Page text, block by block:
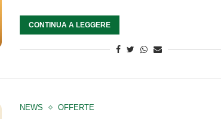
CONTINUA A LEGGERE
NEWS OFFERTE